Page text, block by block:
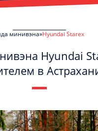
минивэна Hyundai Starex
Hyundai
в
конфиденциальности
даю согласие на